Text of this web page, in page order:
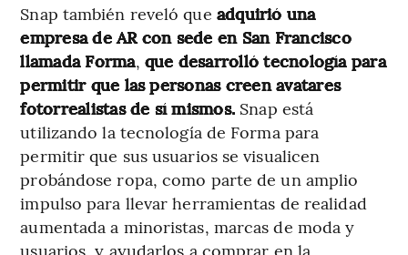
Snap también reveló que adquirió una
empresa de AR con sede en San Francisco
llamada Forma, que desarrolló tecnología para
permitir que las personas creen avatares
fotorrealistas de sí mismos. Snap está
utilizando la tecnología de Forma para
permitir que sus usuarios se visualicen
probándose ropa, como parte de un amplio
impulso para llevar herramientas de realidad
aumentada a minoristas, marcas de moda y
usuarios, y ayudarlos a comprar en la